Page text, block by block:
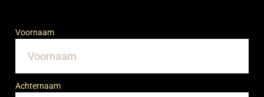
Voornaam
Achternaam